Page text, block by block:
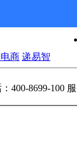
商 递易智
400-8699-100